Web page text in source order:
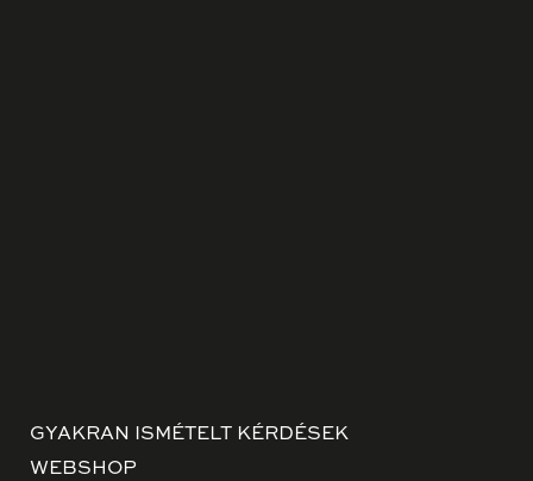
GYAKRAN ISMÉTELT KÉRDÉSEK
WEBSHOP